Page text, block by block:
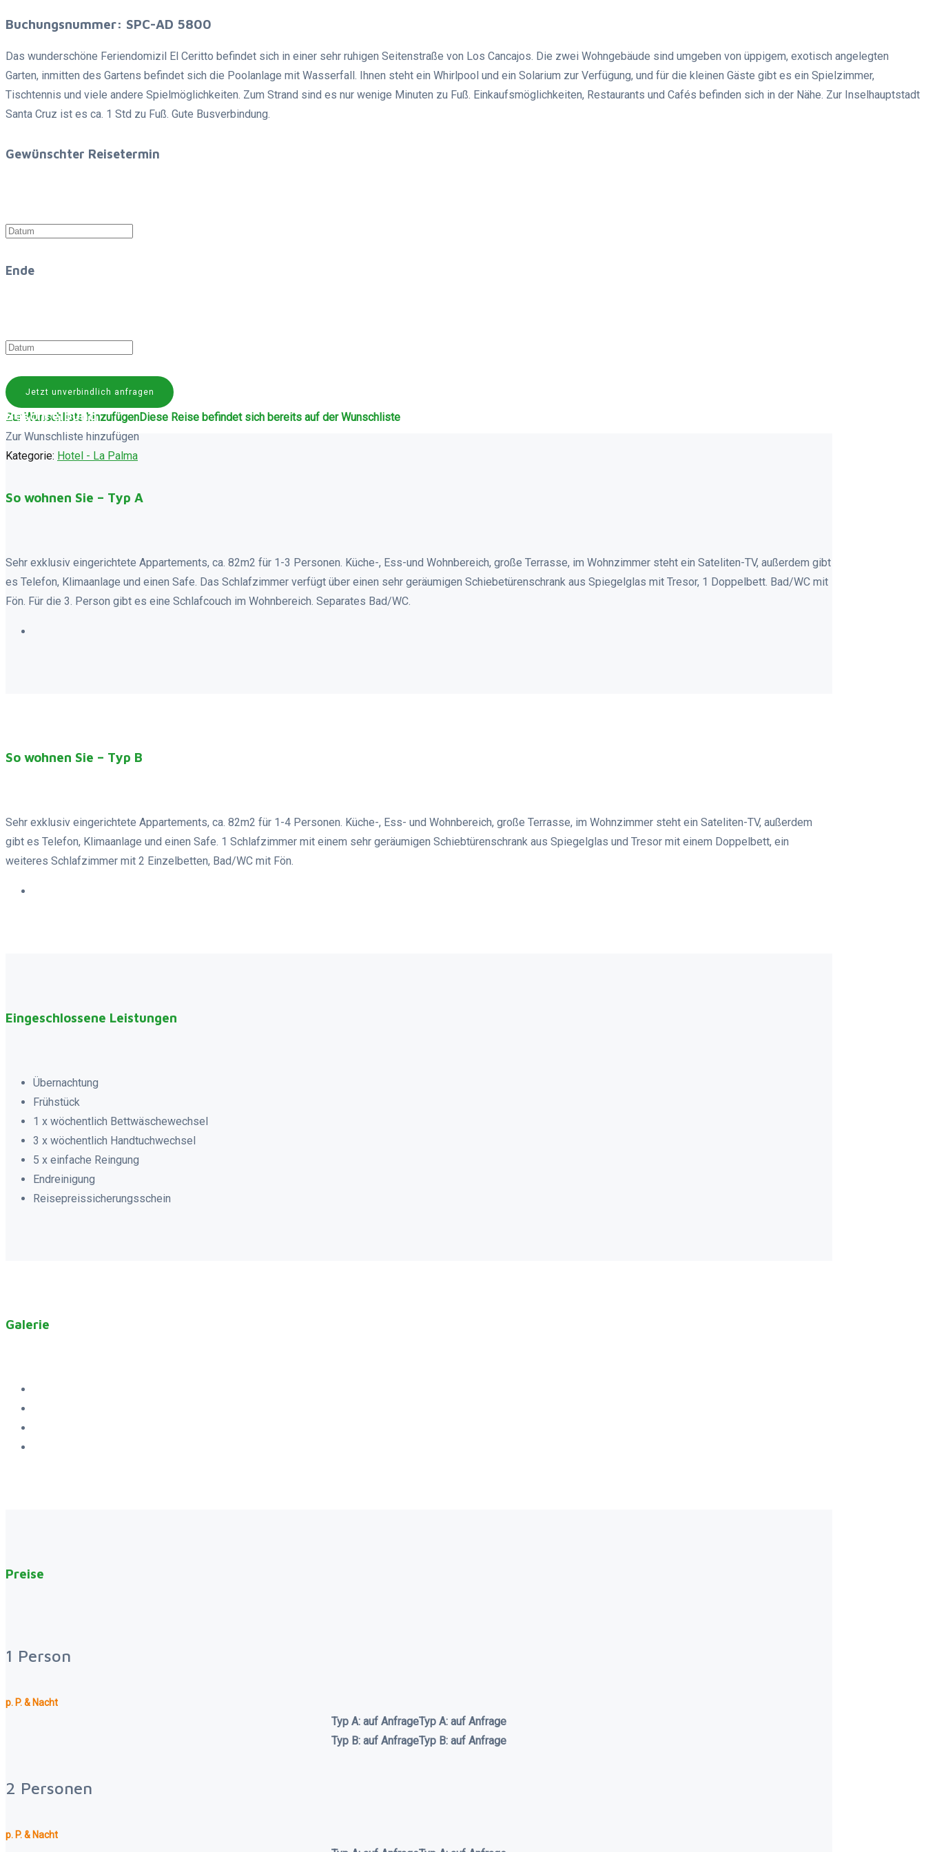
Buchungsnummer: SPC-AD 5800
Das wunderschöne Feriendomizil El Ceritto befindet sich in einer sehr ruhigen Seitenstraße von Los Cancajos. Die zwei Wohngebäude sind umgeben von üppigem, exotisch angelegten
Garten, inmitten des Gartens befindet sich die Poolanlage mit Wasserfall. Ihnen steht ein Whirlpool und ein Solarium zur Verfügung, und für die kleinen Gäste gibt es ein Spielzimmer,
Tischtennis und viele andere Spielmöglichkeiten. Zum Strand sind es nur wenige Minuten zu Fuß. Einkaufsmöglichkeiten, Restaurants und Cafés befinden sich in der Nähe. Zur Inselhauptstadt
Santa Cruz ist es ca. 1 Std zu Fuß. Gute Busverbindung.
Gewünschter Reisetermin
Ende
Jetzt unverbindlich anfragen
Zur Wunschliste hinzufügenDiese Reise befindet sich bereits auf der Wunschliste
Zur Wunschliste hinzufügen
Kategorie: Hotel - La Palma
Beschreibung
So wohnen Sie – Typ A
Sehr exklusiv eingerichtete Appartements, ca. 82m2 für 1-3 Personen. Küche-, Ess-und Wohnbereich, große Terrasse, im Wohnzimmer steht ein Sateliten-TV, außerdem gibt
es Telefon, Klimaanlage und einen Safe. Das Schlafzimmer verfügt über einen sehr geräumigen Schiebetürenschrank aus Spiegelglas mit Tresor, 1 Doppelbett. Bad/WC mit
Fön. Für die 3. Person gibt es eine Schlafcouch im Wohnbereich. Separates Bad/WC.
So wohnen Sie – Typ B
Sehr exklusiv eingerichtete Appartements, ca. 82m2 für 1-4 Personen. Küche-, Ess- und Wohnbereich, große Terrasse, im Wohnzimmer steht ein Sateliten-TV, außerdem
gibt es Telefon, Klimaanlage und einen Safe. 1 Schlafzimmer mit einem sehr geräumigen Schiebtürenschrank aus Spiegelglas und Tresor mit einem Doppelbett, ein
weiteres Schlafzimmer mit 2 Einzelbetten, Bad/WC mit Fön.
Eingeschlossene Leistungen
Übernachtung
Frühstück
1 x wöchentlich Bettwäschewechsel
3 x wöchentlich Handtuchwechsel
5 x einfache Reingung
Endreinigung
Reisepreissicherungsschein
Galerie
Preise
1 Person
p. P. & Nacht
Typ A: auf AnfrageTyp A: auf Anfrage
Typ B: auf AnfrageTyp B: auf Anfrage
2 Personen
p. P. & Nacht